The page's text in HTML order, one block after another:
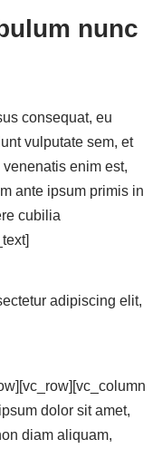
nunc
consequat, eu
vulputate sem, et
enim est,
ante ipsum primis in
cubilia
adipiscing elit,
dolor sit amet,
diam aliquam,